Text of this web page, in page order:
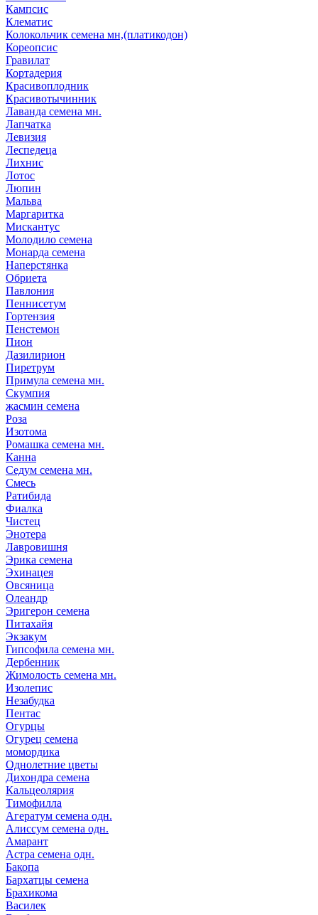
Кампсис
Клематис
Колокольчик семена мн,(платикодон)
Кореопсис
Гравилат
Кортадерия
Красивоплодник
Красивотычинник
Лаванда семена мн.
Лапчатка
Левизия
Леспедеца
Лихнис
Лотос
Люпин
Мальва
Маргаритка
Мискантус
Молодило семена
Монарда семена
Наперстянка
Обриета
Павлония
Пеннисетум
Гортензия
Пенстемон
Пион
Дазилирион
Пиретрум
Примула семена мн.
Скумпия
жасмин семена
Роза
Изотома
Ромашка семена мн.
Канна
Седум семена мн.
Смесь
Ратибида
Фиалка
Чистец
Энотера
Лавровишня
Эрика семена
Эхинацея
Овсяница
Олеандр
Эригерон семена
Питахайя
Экзакум
Гипсофила семена мн.
Дербенник
Жимолость семена мн.
Изолепис
Незабудка
Пентас
Огурцы
Огурец семена
момордика
Однолетние цветы
Дихондра семена
Кальцеолярия
Тимофилла
Агератум семена одн.
Алиссум семена одн.
Амарант
Астра семена одн.
Бакопа
Бархатцы семена
Брахикома
Василек